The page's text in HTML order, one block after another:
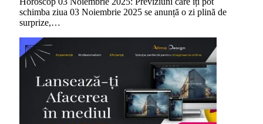
schimba ziua 03 Noiembrie 2025 se anunță o zi plină de
surprize,…